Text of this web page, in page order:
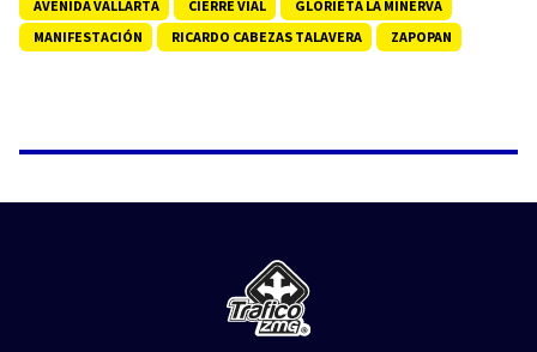
AVENIDA VALLARTA CIERRE VIAL
GLORIETA LA MINERVA
MANIFESTACIÓN
RICARDO CABEZAS TALAVERA ZAPOPAN